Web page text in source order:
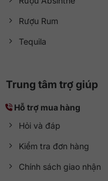
Rượu Rum
Tequila
Trung tâm trợ giúp
Hỗ trợ mua hàng
Hỏi và đáp
Kiểm tra đơn hàng
Chính sách giao nhận